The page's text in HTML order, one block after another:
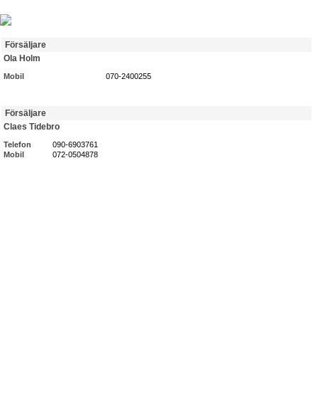
Försäljare
Ola Holm
Mobil 070-2400255
Försäljare
Claes Tidebro
Telefon
090-6903761
Mobil
072-0504878